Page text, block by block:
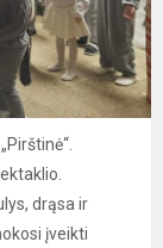
drąsa ir
įveikti